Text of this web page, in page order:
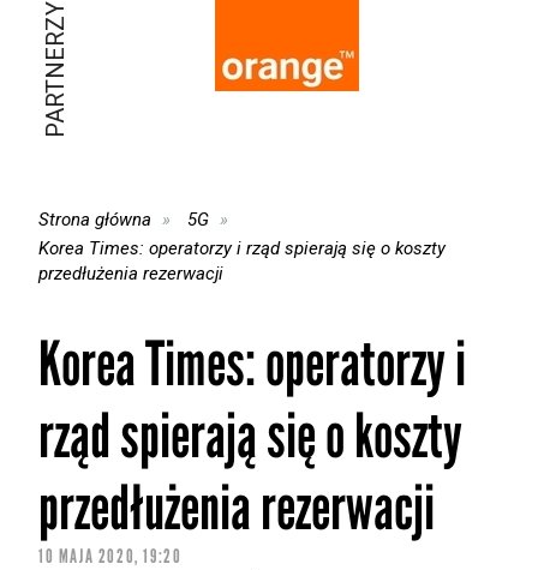
PARTNERZY
Strona główna
5G
Korea Times: operatorzy i rząd spierają się o koszty
przedłużenia rezerwacji
Korea Times: operatorzy i
rząd spierają się o koszty
przedłużenia rezerwacji
10 MAJA 2020, 19:20